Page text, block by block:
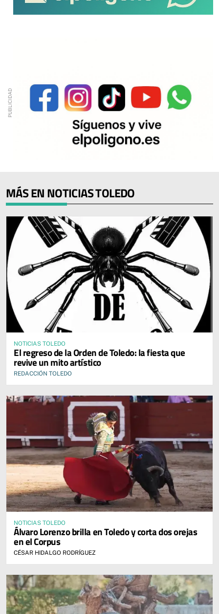
MÁS EN NOTICIAS TOLEDO
NOTICIAS TOLEDO
El regreso de la Orden de Toledo: la fiesta que
revive un mito artístico
REDACCIÓN TOLEDO
NOTICIAS TOLEDO
Álvaro Lorenzo brilla en Toledo y corta dos orejas
en el Corpus
CÉSAR HIDALGO RODRÍGUEZ